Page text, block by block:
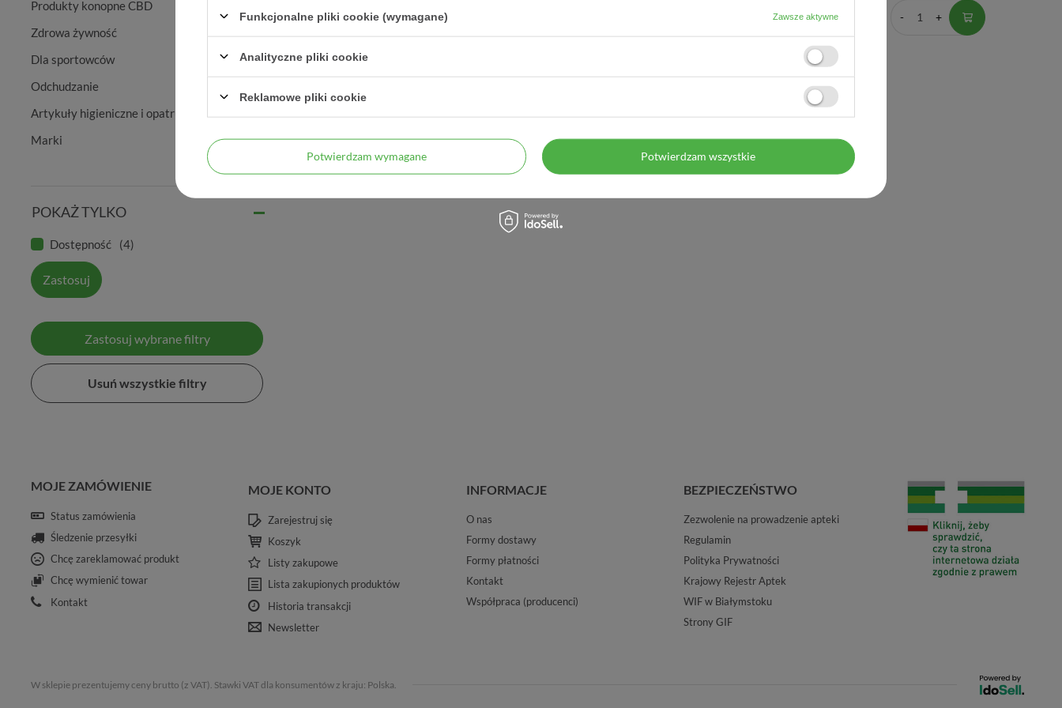
Produkty konopne CBD
Zdrowa żywność
Dla sportowców
Odchudzanie
Artykuły higieniczne i opatrunkowe
Marki
POKAŻ TYLKO
Dostępność 4
Zastosuj
Zastosuj wybrane filtry
Usuń wszystkie filtry
MOJE ZAMÓWIENIE
Status zamówienia
Śledzenie przesyłki
Chcę zareklamować produkt
Chcę wymienić towar
Kontakt
MOJE KONTO
Zarejestruj się
Koszyk
Listy zakupowe
Lista zakupionych produktów
Historia transakcji
Newsletter
INFORMACJE
O nas
Formy dostawy
Formy płatności
Kontakt
Współpraca (producenci)
BEZPIECZEŃSTWO
Zezwolenie na prowadzenie apteki
Regulamin
Polityka Prywatności
Krajowy Rejestr Aptek
WIF w Białymstoku
Strony GIF
W sklepie prezentujemy ceny brutto (z VAT). Stawki VAT dla konsumentów z kraju: Polska.
Funkcjonalne pliki cookie (wymagane) Zawsze aktywne
Analityczne pliki cookie
Reklamowe pliki cookie
Potwierdzam wymagane Potwierdzam wszystkie